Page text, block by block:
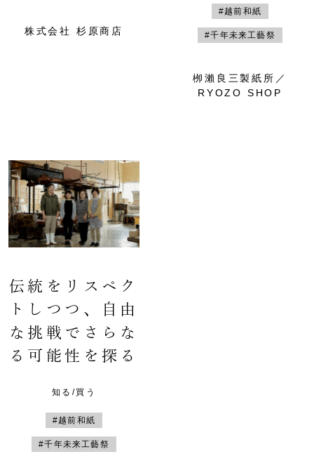
株式会社 杉原商店
#越前和紙
#千年未来工藝祭
栁瀨良三製紙所／
RYOZO SHOP
伝統をリスペク
トしつつ、自由
な挑戦でさらな
る可能性を探る
知る/買う
#越前和紙
#千年未来工藝祭